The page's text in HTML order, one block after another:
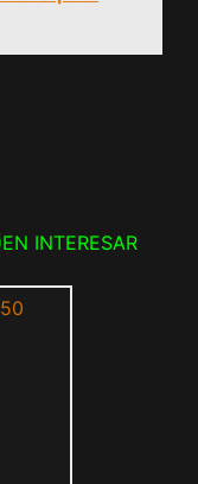
INTERESAR